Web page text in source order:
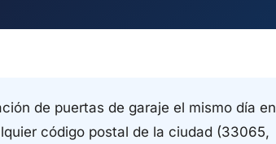
de puertas de garaje el mismo día en
código postal de la ciudad (33065,